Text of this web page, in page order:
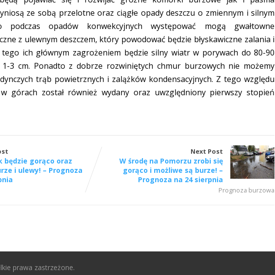
ze sobą przelotne oraz ciągłe opady deszczu o zmiennym i silnym
podczas opadów konwekcyjnych występować mogą gwałtowne
z ulewnym deszczem, który powodować będzie błyskawiczne zalania i
ich głównym zagrożeniem będzie silny wiatr w porywach do 80-90
3 cm. Ponadto z dobrze rozwiniętych chmur burzowych nie możemy
trąb powietrznych i zalążków kondensacyjnych. Z tego względu
górach został również wydany oraz uwzględniony pierwszy stopień
będzie gorąco oraz
i ulewy! – Prognoza
Next Post
W środę na Pomorzu zrobi się
gorąco i możliwe są burze! –
Prognoza na 24 sierpnia
Prognoza burzowa
prawa zastrzeżone.